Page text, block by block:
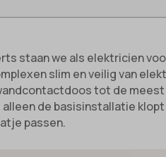
staan we als elektricien
slim en veilig van
tot de
de basisinstallatie klopt
passen.